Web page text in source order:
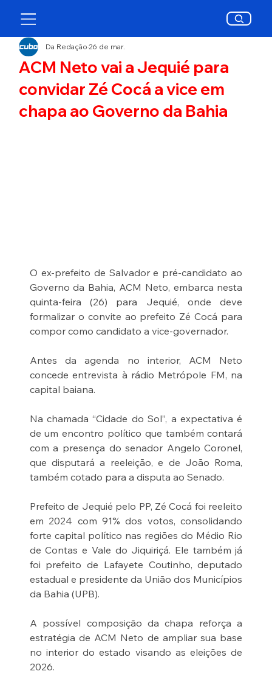
ACM Neto vai a Jequié para
convidar Zé Cocá a vice em
chapa ao Governo da Bahia
Da Redação26 de mar.
O ex-prefeito de Salvador e pré-candidato ao
Governo da Bahia, ACM Neto, embarca nesta
quinta-feira (26) para Jequié, onde deve
formalizar o convite ao prefeito Zé Cocá para
compor como candidato a vice-governador.
Antes da agenda no interior, ACM Neto
concede entrevista à rádio Metrópole FM, na
capital baiana.
Na chamada “Cidade do Sol”, a expectativa é
de um encontro político que também contará
com a presença do senador Angelo Coronel,
que disputará a reeleição, e de João Roma,
também cotado para a disputa ao Senado.
Prefeito de Jequié pelo PP, Zé Cocá foi reeleito
em 2024 com 91% dos votos, consolidando
forte capital político nas regiões do Médio Rio
de Contas e Vale do Jiquiriçá. Ele também já
foi prefeito de Lafayete Coutinho, deputado
estadual e presidente da União dos Municípios
da Bahia (UPB).
A possível composição da chapa reforça a
estratégia de ACM Neto de ampliar sua base
no interior do estado visando as eleições de
2026.